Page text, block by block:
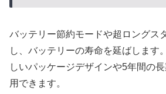
バッテリー節約モードや超ロングス
し、バッテリーの寿命を延ばします
しいパッケージデザインや5年間の
用できます。